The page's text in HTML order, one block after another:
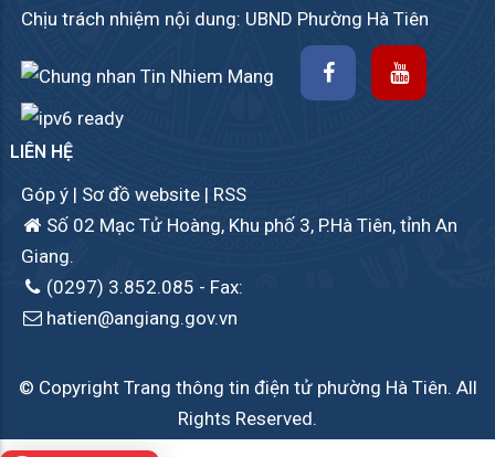
Chịu trách nhiệm nội dung: UBND Phường Hà Tiên
LIÊN HỆ
Góp ý | Sơ đồ website | RSS
Số 02 Mạc Tử Hoàng, Khu phố 3, P.Hà Tiên, tỉnh An
Giang.
(0297) 3.852.085 - Fax:
hatien@angiang.gov.vn
© Copyright Trang thông tin điện tử phường Hà Tiên. All
Rights Reserved.